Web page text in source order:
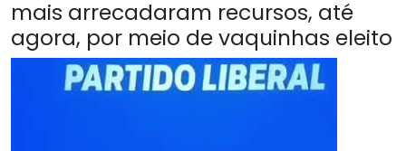
mais arrecadaram recursos, até
agora, por meio de vaquinhas eleito